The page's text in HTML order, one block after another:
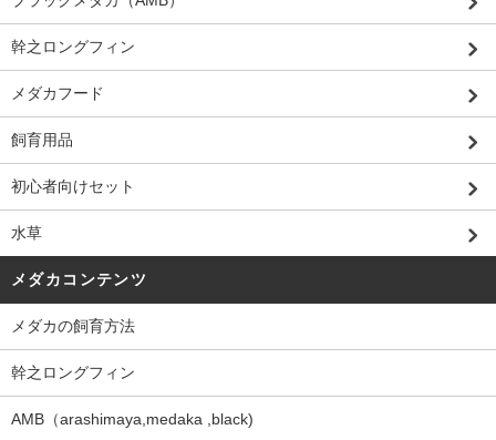
幹之ロングフィン
メダカフード
飼育用品
初心者向けセット
水草
メダカコンテンツ
メダカの飼育方法
幹之ロングフィン
AMB（arashimaya,medaka ,black)